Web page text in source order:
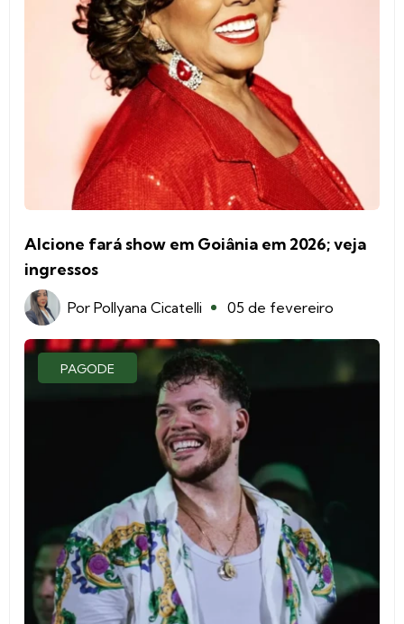
Alcione fará show em Goiânia em 2026; veja
ingressos
Por Pollyana Cicatelli 05 de fevereiro
PAGODE